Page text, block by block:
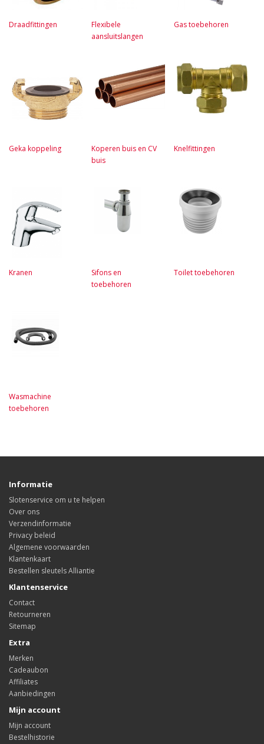
Draadfittingen
Flexibele
aansluitslangen
Gas toebehoren
Geka koppeling
Koperen buis en CV
buis
Knelfittingen
Kranen
Sifons en
toebehoren
Toilet toebehoren
Wasmachine
toebehoren
Informatie
Slotenservice om u te helpen
Over ons
Verzendinformatie
Privacy beleid
Algemene voorwaarden
Klantenkaart
Bestellen sleutels Alliantie
Klantenservice
Contact
Retourneren
Sitemap
Extra
Merken
Cadeaubon
Affiliates
Aanbiedingen
Mijn account
Mijn account
Bestelhistorie